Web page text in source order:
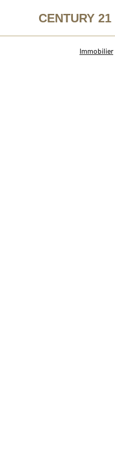
CENTURY 21
Immobilier